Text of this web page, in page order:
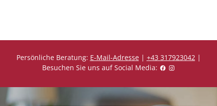
Persönliche Beratung: E-Mail-Adresse| +43 317923042|
Besuchen Sie uns auf Social Media: